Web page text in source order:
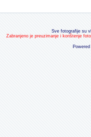
Sve fotografije su
Zabranjeno je preuzimanje i korištenje